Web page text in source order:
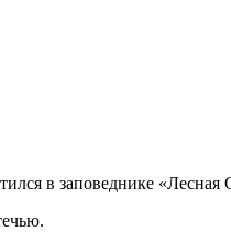
в заповеднике «Лесная